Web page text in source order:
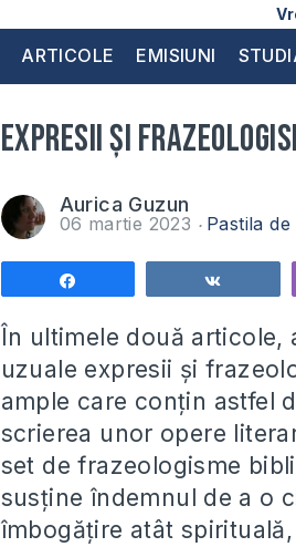
ARTICOLE EMISIUNI
Expresii și
Aurica Guzun
06 martie 2023 Pastila
În ultimele două articole,
uzuale expresii și
ample care conțin astfel
scrierea unor opere
set de frazeologisme
susține îndemnul de a o
îmbogățire atât